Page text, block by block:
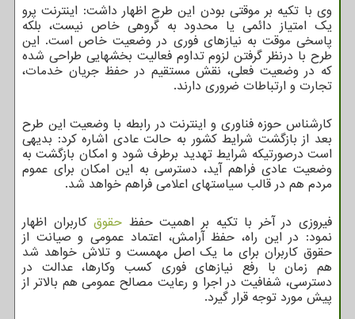
وی با تکیه بر موقتی بودن این طرح اظهار داشت: اینترنت پرو
یک امتیاز دائمی یا محدود به گروهی خاص نیست، بلکه
پاسخی موقت به نیازهای فوری در وضعیت خاص است. این
طرح با درنظر گرفتن لزوم تداوم فعالیت بخشهایی طراحی شده
که در وضعیت فعلی، نقش مستقیم در حفظ جریان خدمات،
تجارت و ارتباطات ضروری دارند.
کارشناس حوزه فناوری و اینترنت در رابطه با وضعیت این طرح
بعد از بازگشت شرایط کشور به حالت عادی اشاره کرد: بدیهی
است درصورتیکه شرایط تهدید برطرف شود و امکان بازگشت به
وضعیت عادی فراهم آید، دسترسی به این امکان برای عموم
مردم هم در قالب سیاستهای اعلامی فراهم خواهد شد.
فیروزی در آخر با تکیه بر اهمیت حفظ حقوقکاربران اظهار
نمود: در این راه، حفظ آرامش، اعتماد عمومی و صیانت از
حقوق کاربران برای ما یک اصل مهمست و تلاش خواهد شد
هم زمان با رفع نیازهای فوری کسب وکارها، عدالت در
دسترسی، شفافیت در اجرا و رعایت مصالح عمومی هم بالاتر از
پیش مورد توجه قرار گیرد.